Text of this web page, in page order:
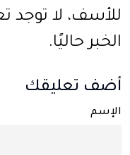
للأسف، لا توجد
الخبر حاليًا.
أضف تعليقك
الإسم